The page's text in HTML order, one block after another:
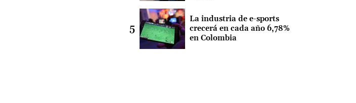
La industria de e-sports
crecerá en cada año 6,78%
en Colombia